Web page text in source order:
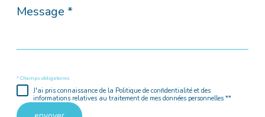
Message
* Champs obligatoires
J'ai pris connaissance de la Politique de confidentialité et des
informations relatives au traitement de mes données personnelles **